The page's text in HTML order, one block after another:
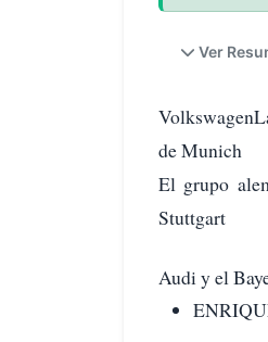
Ver
de Munich
El grupo
Stuttgart
Audi y el